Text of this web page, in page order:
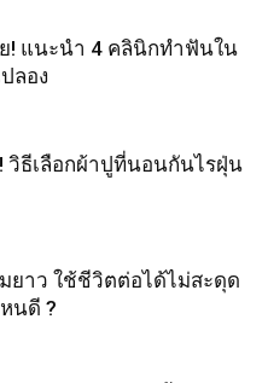
! แนะนำ 4 คลินิกทำฟันใน
ลอง
วิธีเลือกผ้าปูที่นอนกันไรฝุ่น
ยาว ใช้ชีวิตต่อได้ไม่สะดุด
นดี ?